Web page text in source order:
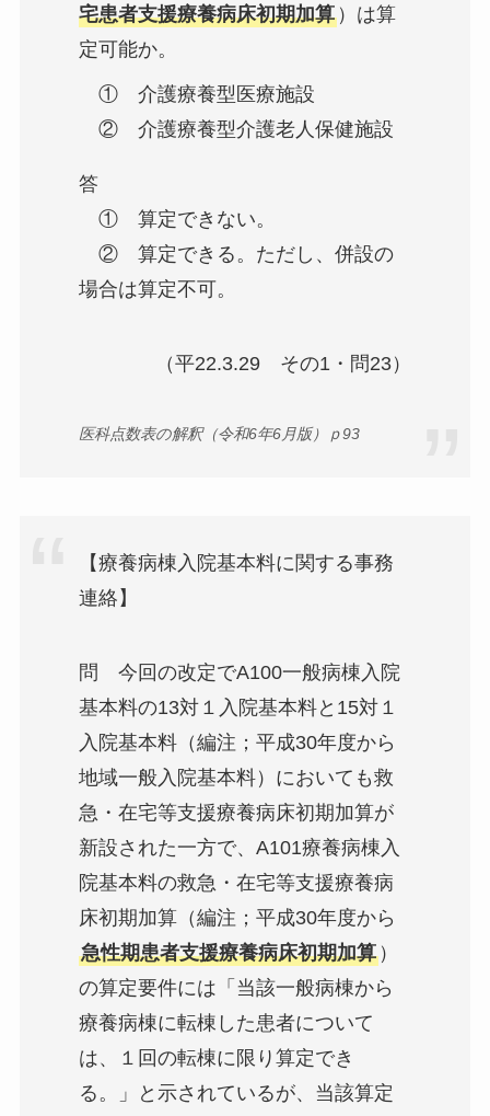
宅患者支援療養病床初期加算）は算
定可能か。
① 介護療養型医療施設
② 介護療養型介護老人保健施設
答
① 算定できない。
② 算定できる。ただし、併設の
場合は算定不可。
（平22.3.29 その1・問23）
医科点数表の解釈（令和6年6月版）ｐ93
【療養病棟入院基本料に関する事務
連絡】
問 今回の改定でA100一般病棟入院
基本料の13対１入院基本料と15対１
入院基本料（編注；平成30年度から
地域一般入院基本料）においても救
急・在宅等支援療養病床初期加算が
新設された一方で、A101療養病棟入
院基本料の救急・在宅等支援療養病
床初期加算（編注；平成30年度から
急性期患者支援療養病床初期加算）
の算定要件には「当該一般病棟から
療養病棟に転棟した患者について
は、１回の転棟に限り算定でき
る。」と示されているが、当該算定